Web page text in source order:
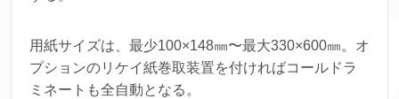
用紙サイズは、最少100×148㎜〜最大330×600㎜。オ
プションのリケイ紙巻取装置を付ければコールドラ
ミネートも全自動となる。